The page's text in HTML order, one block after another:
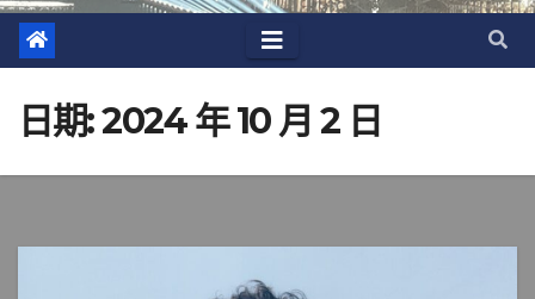
日期:2024 年 10 月 2 日